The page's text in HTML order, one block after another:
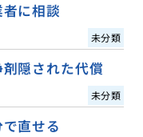
に相談
未分類
隠された代償
未分類
直せる